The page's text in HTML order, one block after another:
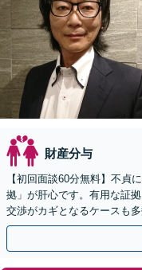
財産分与
【初回面談60分無料】不貞
拠」が肝心です。有用な証
交渉がカギとなるケースも
談ください【丸太町駅5分】